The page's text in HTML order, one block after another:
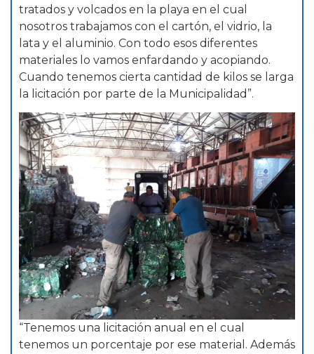
tratados y volcados en la playa en el cual
nosotros trabajamos con el cartón, el vidrio, la
lata y el aluminio. Con todo esos diferentes
materiales lo vamos enfardando y acopiando.
Cuando tenemos cierta cantidad de kilos se larga
la licitación por parte de la Municipalidad”.
“Tenemos una licitación anual en el cual
tenemos un porcentaje por ese material. Además